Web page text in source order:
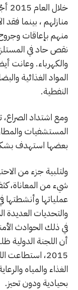
منازلهم ، بينما
منهم بإعاقات
نقص حاد في
والكهرباء. وعانت
المواد الغذائية
النفطية.
ومع اشتداد الصراع،
المستشفيات
بعضها استهدف
ولتلبية جزء من
شيء من المعاناة،
عملياتها وأنشطتها
في ذلك الحوادث
أن اللجنة الدولية
2015،
الغذاء والمياه
بحيادية ودون تحيز.